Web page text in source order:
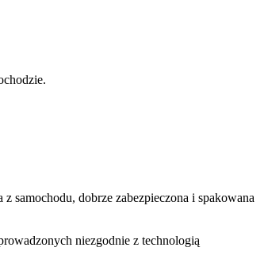
samochodu, dobrze zabezpieczona i spakowana
niezgodnie z technologią